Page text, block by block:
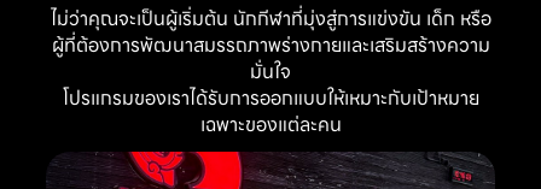
ไม่ว่าคุณจะเป็นผู้เริ่มต้น นักกีฬาที่มุ่งสู่การแข่งขัน เด็ก หรือ
ผู้ที่ต้องการพัฒนาสมรรถภาพร่างกายและเสริมสร้างความ
มั่นใจ
โปรแกรมของเราได้รับการออกแบบให้เหมาะกับเป้าหมาย
เฉพาะของแต่ละคน